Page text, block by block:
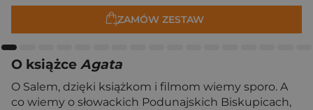
ZAMÓW ZESTAW
O książce Agata
O Salem, dzięki książkom i filmom wiemy sporo. A
co wiemy o słowackich Podunajskich Biskupicach,